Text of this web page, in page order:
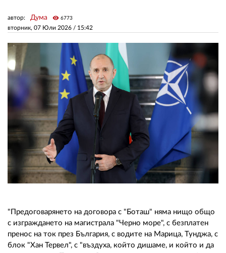
вторник, 07 Юли 2026 / 15:42
автор: Дума visibility 6773
"Предоговарянето на договора с "Боташ" няма нищо общо
с изграждането на магистрала "Черно море", с безплатен
пренос на ток през България, с водите на Марица, Тунджа, с
блок "Хан Тервел", с "въздуха, който дишаме, и който и да
КОНТАКТИ
РЕКЛАМА
АБОНАМЕНТ
УСЛОВИЯ ЗА ПОЛЗВАНЕ
ПОЛИТИКА ЗА БИСКВИТКИТЕ
ПОЛИТИКАТА ЗА
ПОВЕРИТЕЛНОСТ